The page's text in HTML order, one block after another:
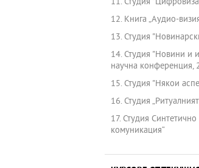
12. Книга „Аудио-
13. Студия
14. Студия "Новини и
научна конференция,
15. Студия "Някои
16. Студия
17. Студия
комуникация“